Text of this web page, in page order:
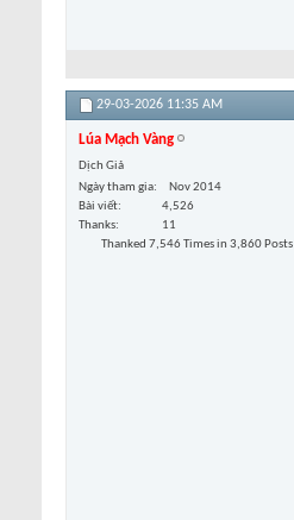
29-03-2026 11:35 AM
Lúa Mạch Vàng
Dịch Giả
Ngày tham gia
Nov 2014
Bài viết
4,526
Thanks
11
Thanked 7,546 Times in 3,860 Posts